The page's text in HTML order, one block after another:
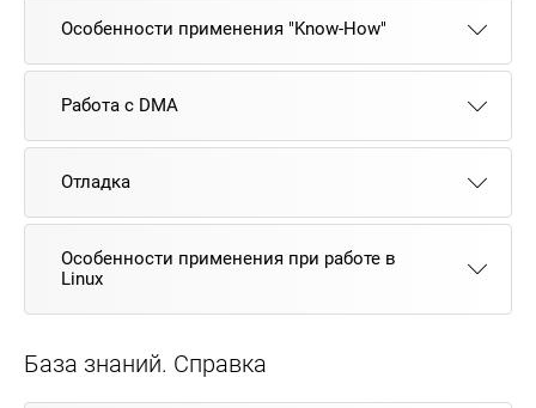
Особенности применения "Know-How"
Работа с DMA
Отладка
Особенности применения при работе в
Linux
База знаний. Справка